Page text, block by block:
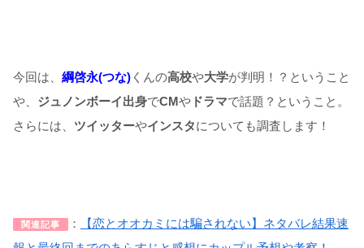
今回は、 綱啓永(つな) くんの高校や大学が判明！？ということ
や、 ジュノンボーイ出身でCMや ドラマで話題？ということ。
さらには、 ツイッターやインスタについても調査します！
関連記事 ：
【恋とオオカミには騙されない】ネタバレ結果速